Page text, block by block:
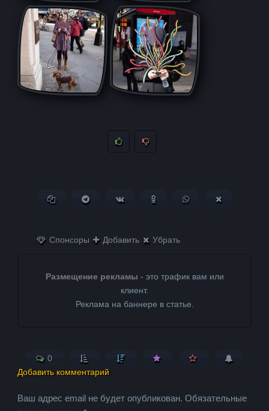
Копировать ссылкуПоделиться в Telegram
Поделиться ВКонтактеПоделиться в
Поделиться в
Спонсоры Добавить Убрать
Размещение рекламы - это трафик вам или
клиент.
Реклама на баннере в статье.
0
Добавить комментарий
Ваш адрес email не будет опубликован. Обязательные